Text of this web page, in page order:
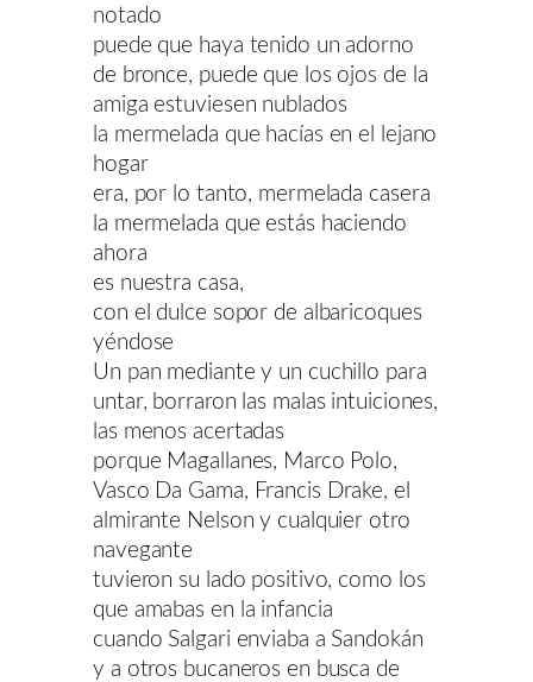
notado
puede que haya tenido un adorno
de bronce, puede que los ojos de la
amiga estuviesen nublados
la mermelada que hacías en el lejano
hogar
era, por lo tanto, mermelada casera
la mermelada que estás haciendo
ahora
es nuestra casa,
con el dulce sopor de albaricoques
yéndose
Un pan mediante y un cuchillo para
untar, borraron las malas intuiciones,
las menos acertadas
porque Magallanes, Marco Polo,
Vasco Da Gama, Francis Drake, el
almirante Nelson y cualquier otro
navegante
tuvieron su lado positivo, como los
que amabas en la infancia
cuando Salgari enviaba a Sandokán
y a otros bucaneros en busca de